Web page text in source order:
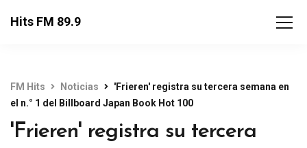
Hits FM 89.9
FM Hits Noticias
'Frieren' registra su tercera semana en
el n.° 1 del Billboard Japan Book Hot 100
'Frieren' registra su tercera